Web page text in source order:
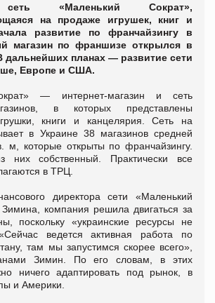
сеть «Маленький Сократ»,
на продаже игрушек, книг и
развитие по франчайзингу в
магазин по франшизе открылся в
дальнейших планах — развитие сети
Европе и США.
— интернет-магазин и сеть
в которых представлены
книги и канцелярия. Сеть на
в Украине 38 магазинов средней
м, которые открыты по франчайзингу.
них собственный. Практически все
в ТРЦ.
директора сети «Маленький
компания решила двигаться за
поскольку «украинские ресурсы не
ведется активная работа по
там мы запустимся скорее всего»,
Зимин. По его словам, в этих
ничего адаптировать под рынок, в
и Америки.